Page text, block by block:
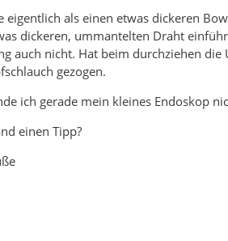
eigentlich als einen etwas dickeren
dickeren, ummantelten Draht
auch nicht. Hat beim durchziehen
gezogen.
ich gerade mein kleines Endoskop
einen Tipp?